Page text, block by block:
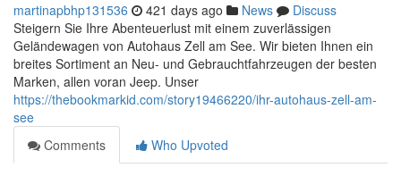
martinapbhp131536 421 days ago News
Discuss
Steigern Sie Ihre Abenteuerlust mit einem zuverlässigen
Geländewagen von Autohaus Zell am See. Wir bieten Ihnen ein
breites Sortiment an Neu- und Gebrauchtfahrzeugen der besten
Marken, allen voran Jeep. Unser
https://thebookmarkid.com/story19466220/ihr-autohaus-zell-am-
see
Comments
Who Upvoted